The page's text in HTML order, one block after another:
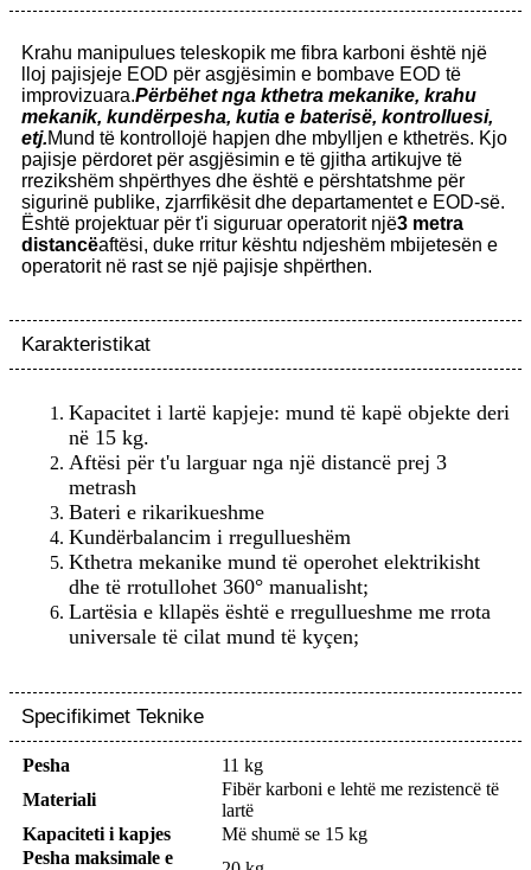
Krahu manipulues teleskopik me fibra karboni është një
lloj pajisjeje EOD për asgjësimin e bombave EOD të
improvizuara.Përbëhet nga kthetra mekanike, krahu
mekanik, kundërpesha, kutia e baterisë, kontrolluesi,
etj.Mund të kontrollojë hapjen dhe mbylljen e kthetrës. Kjo
pajisje përdoret për asgjësimin e të gjitha artikujve të
rrezikshëm shpërthyes dhe është e përshtatshme për
sigurinë publike, zjarrfikësit dhe departamentet e EOD-së.
Është projektuar për t'i siguruar operatorit një3 metra
distancëaftësi, duke rritur kështu ndjeshëm mbijetesën e
operatorit në rast se një pajisje shpërthen.
Karakteristikat
Kapacitet i lartë kapjeje: mund të kapë objekte deri
në 15 kg.
Aftësi për t'u larguar nga një distancë prej 3
metrash
Bateri e rikarikueshme
Kundërbalancim i rregullueshëm
Kthetra mekanike mund të operohet elektrikisht
dhe të rrotullohet 360° manualisht;
Lartësia e kllapës është e rregullueshme me rrota
universale të cilat mund të kyçen;
Specifikimet Teknike
Pesha
11 kg
Materiali
Fibër karboni e lehtë me rezistencë të
lartë
Kapaciteti i kapjes
Më shumë se 15 kg
Pesha maksimale e